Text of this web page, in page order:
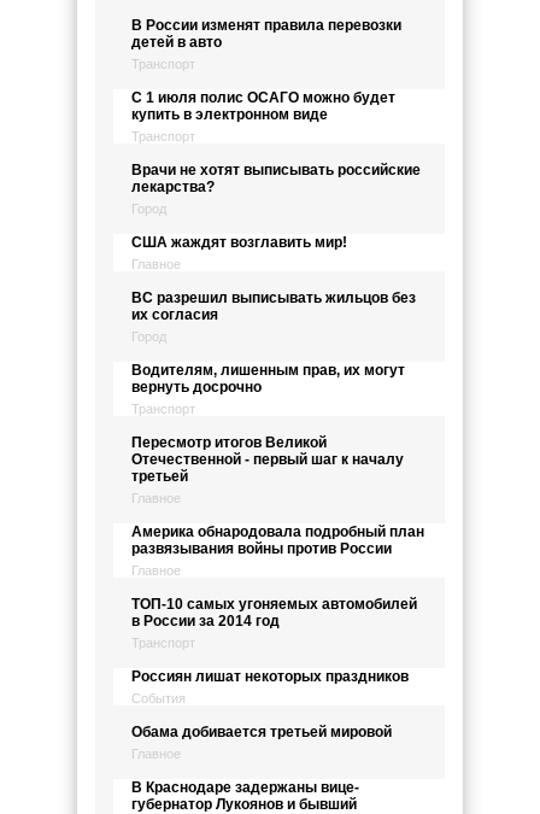
В России изменят правила перевозки
детей в авто
Транспорт
С 1 июля полис ОСАГО можно будет
купить в электронном виде
Транспорт
Врачи не хотят выписывать российские
лекарства?
Город
США жаждят возглавить мир!
Главное
ВС разрешил выписывать жильцов без
их согласия
Город
Водителям, лишенным прав, их могут
вернуть досрочно
Транспорт
Пересмотр итогов Великой
Отечественной - первый шаг к началу
третьей
Главное
Америка обнародовала подробный план
развязывания войны против России
Главное
ТОП-10 самых угоняемых автомобилей
в России за 2014 год
Транспорт
Россиян лишат некоторых праздников
События
Обама добивается третьей мировой
Главное
В Краснодаре задержаны вице-
губернатор Лукоянов и бывший